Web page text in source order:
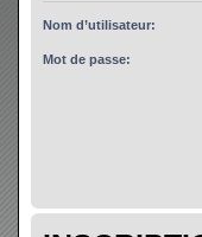
Nom d’utilisateur:
Mot de passe: